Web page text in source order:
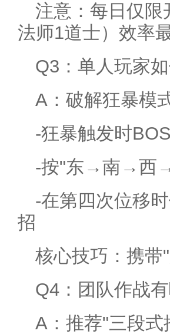
注意：每日仅限
法师1道士）效率
Q3：单人玩家
A：破解狂暴模
-狂暴触发时
-按"东→南→西→
-在第四次位移
招
核心技巧：携带
Q4：团队作战
A：推荐"三段式